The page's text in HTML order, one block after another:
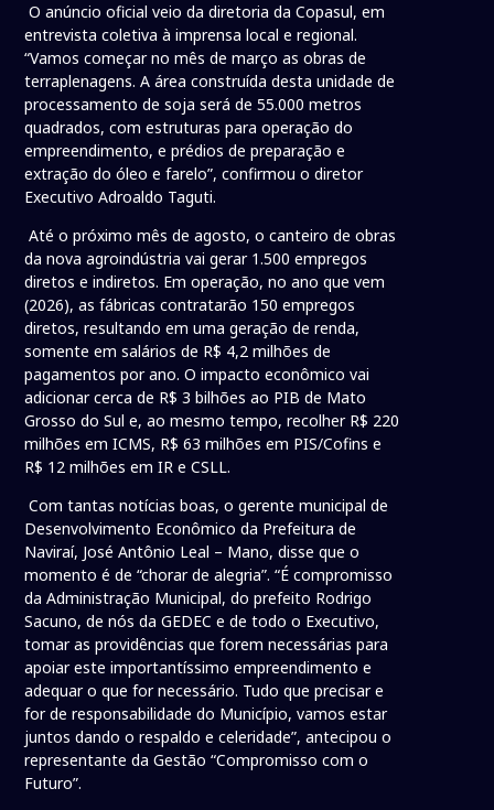
O anúncio oficial veio da diretoria da Copasul, em
entrevista coletiva à imprensa local e regional.
“Vamos começar no mês de março as obras de
terraplenagens. A área construída desta unidade de
processamento de soja será de 55.000 metros
quadrados, com estruturas para operação do
empreendimento, e prédios de preparação e
extração do óleo e farelo”, confirmou o diretor
Executivo Adroaldo Taguti.
Até o próximo mês de agosto, o canteiro de obras
da nova agroindústria vai gerar 1.500 empregos
diretos e indiretos. Em operação, no ano que vem
(2026), as fábricas contratarão 150 empregos
diretos, resultando em uma geração de renda,
somente em salários de R$ 4,2 milhões de
pagamentos por ano. O impacto econômico vai
adicionar cerca de R$ 3 bilhões ao PIB de Mato
Grosso do Sul e, ao mesmo tempo, recolher R$ 220
milhões em ICMS, R$ 63 milhões em PIS/Cofins e
R$ 12 milhões em IR e CSLL.
Com tantas notícias boas, o gerente municipal de
Desenvolvimento Econômico da Prefeitura de
Naviraí, José Antônio Leal – Mano, disse que o
momento é de “chorar de alegria”. “É compromisso
da Administração Municipal, do prefeito Rodrigo
Sacuno, de nós da GEDEC e de todo o Executivo,
tomar as providências que forem necessárias para
apoiar este importantíssimo empreendimento e
adequar o que for necessário. Tudo que precisar e
for de responsabilidade do Município, vamos estar
juntos dando o respaldo e celeridade”, antecipou o
representante da Gestão “Compromisso com o
Futuro”.